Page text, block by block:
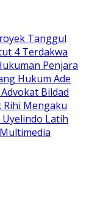
Tanggul
4 Terdakwa
Penjara
Hukum Ade
Bildad
Mengaku
Latih